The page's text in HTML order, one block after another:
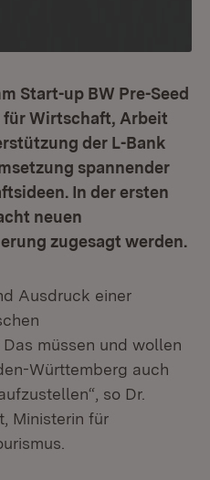
Start-up BW Pre-Seed
Wirtschaft, Arbeit
der L-Bank
spannender
In der ersten
neuen
zugesagt werden.
Ausdruck einer
müssen und wollen
Württemberg auch
so Dr.
Ministerin für